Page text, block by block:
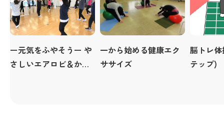
ー元気をふやそうー や
さしいエアロビ＆かん
一から始める健康エク
ササイズ
脳トレ
テップ)